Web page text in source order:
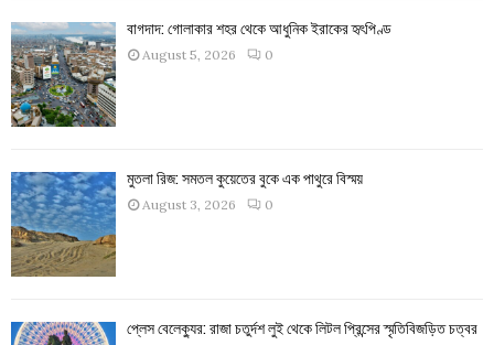
বাগদাদ: গোলাকার শহর থেকে আধুনিক ইরাকের হৃৎপিণ্ড
August 5, 2026 0
মুতলা রিজ: সমতল কুয়েতের বুকে এক পাথুরে বিস্ময়
August 3, 2026 0
প্লেস বেলেক্যুর: রাজা চতুর্দশ লুই থেকে লিটল প্রিন্সের স্মৃতিবিজড়িত চত্বর